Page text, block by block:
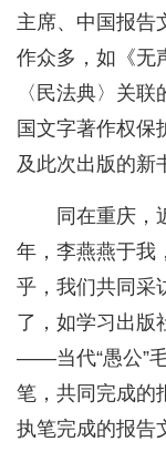
主席、中国报告
作众多，如《
〈民法典〉关
国文字著作权保
及此次出版的新
同在重庆，
年，李燕燕于我
乎，我们共同采
了，如学习出版
——当代“愚公”
笔，共同完成的
执笔完成的报告